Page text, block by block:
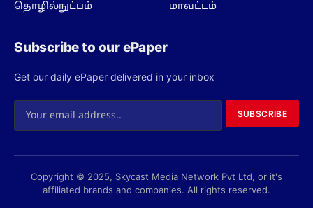
தொழில்நுட்பம்
மாவட்டம்
Subscribe to our ePaper
Get our daily ePaper delivered in your inbox
SUBSCRIBE
Copyright © 2025, Skycast Media Network Pvt Ltd, or it's
affiliated brands and companies. All rights reserved.